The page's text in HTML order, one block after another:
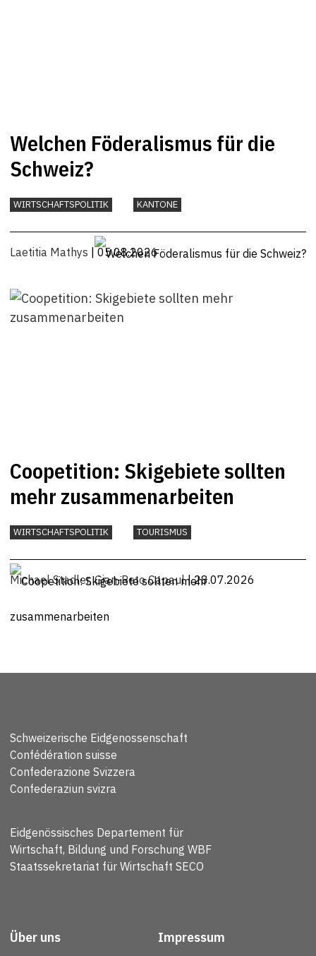
Welchen Föderalismus für die
Schweiz?
WIRTSCHAFTSPOLITIK KANTONE
Laetitia Mathys | 05.08.2026
Coopetition: Skigebiete sollten
mehr zusammenarbeiten
WIRTSCHAFTSPOLITIK TOURISMUS
Michael Stadler,Gian-Reto Capaul| 28.07.2026
Schweizerische Eidgenossenschaft
Confédération suisse
Confederazione Svizzera
Confederaziun svizra
Eidgenössisches Departement für
Wirtschaft, Bildung und Forschung WBF
Staatssekretariat für Wirtschaft SECO
Über uns
Impressum